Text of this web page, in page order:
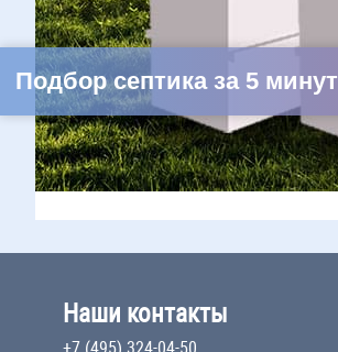
Наши контакты
Подбор септика за 5 минут